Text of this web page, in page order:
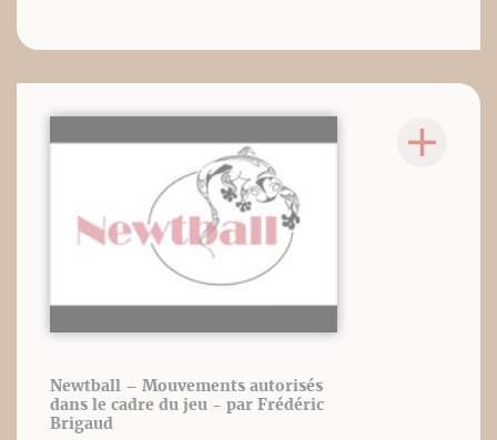
Newtball – Mouvements autorisés
dans le cadre du jeu - par Frédéric
Brigaud